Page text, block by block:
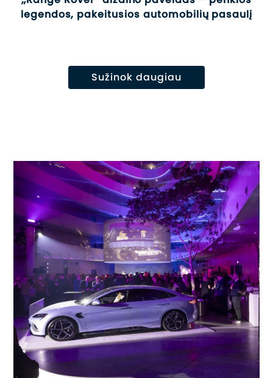
legendos, pakeitusios automobilių pasaulį
Sužinok daugiau